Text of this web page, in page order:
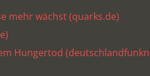
mehr wächst (quarks.de)
Hungertod